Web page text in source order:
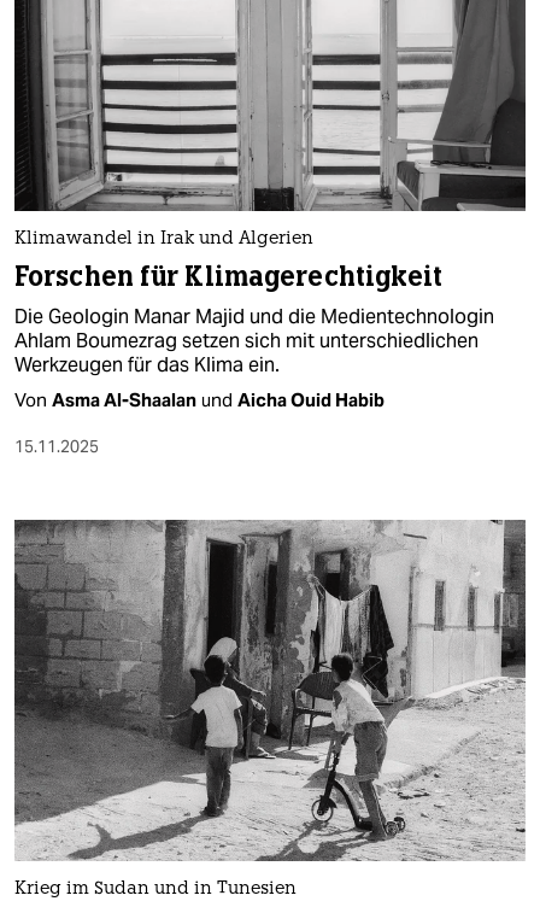
Klimawandel in Irak und Algerien
Forschen für Klimagerechtigkeit
Die Geologin Manar Majid und die Medientechnologin
Ahlam Boumezrag setzen sich mit unterschiedlichen
Werkzeugen für das Klima ein.
Von Asma Al-Shaalan und Aicha Ouid Habib
15.11.2025
Krieg im Sudan und in Tunesien